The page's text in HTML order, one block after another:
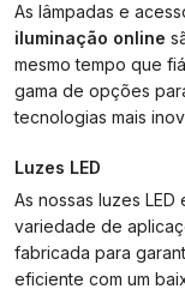
As lâmpadas e
iluminação online
mesmo tempo que
gama de opções
tecnologias mais
Luzes LED
As nossas luzes
variedade de
fabricada para
eficiente com um